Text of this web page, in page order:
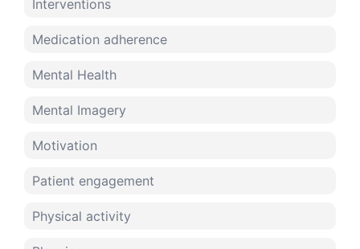
Interventions
Medication adherence
Mental Health
Mental Imagery
Motivation
Patient engagement
Physical activity